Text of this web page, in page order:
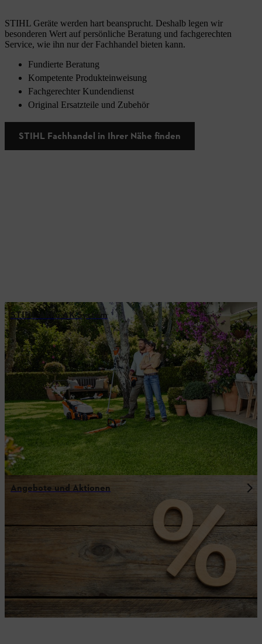
STIHL Geräte werden hart beansprucht. Deshalb legen wir
besonderen Wert auf persönliche Beratung und fachgerechten
Service, wie ihn nur der Fachhandel bieten kann.
Fundierte Beratung
Kompetente Produkteinweisung
Fachgerechter Kundendienst
Original Ersatzteile und Zubehör
STIHL Fachhandel in Ihrer Nähe finden
STIHL Akku AK-System
Angebote und Aktionen